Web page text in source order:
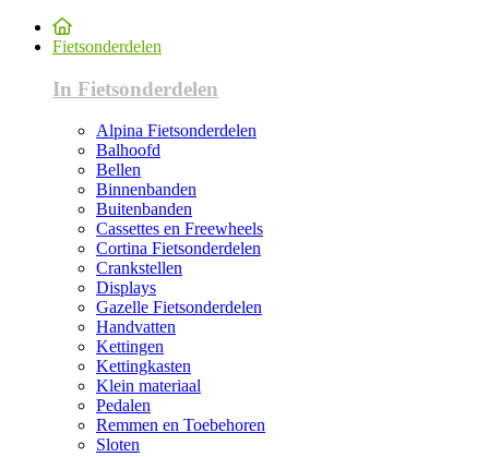
Fietsonderdelen
In Fietsonderdelen
Alpina Fietsonderdelen
Balhoofd
Bellen
Binnenbanden
Buitenbanden
Cassettes en Freewheels
Cortina Fietsonderdelen
Crankstellen
Displays
Gazelle Fietsonderdelen
Handvatten
Kettingen
Kettingkasten
Klein materiaal
Pedalen
Remmen en Toebehoren
Sloten